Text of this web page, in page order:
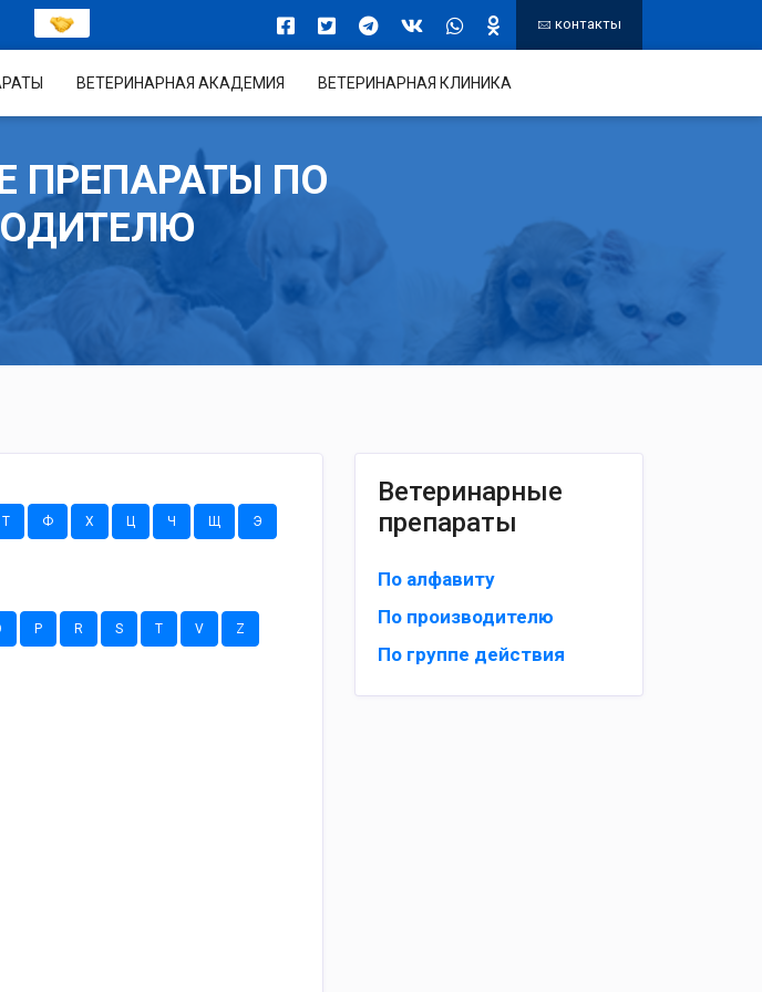
контакты
ВЕТЕРИНАРНАЯ АКАДЕМИЯ ВЕТЕРИНАРНАЯ КЛИНИКА
ПРЕПАРАТЫ ПО
Т Ф Х Ц Ч Щ Э
P R S T V Z
Ветеринарные
препараты
По алфавиту
По производителю
По группе действия